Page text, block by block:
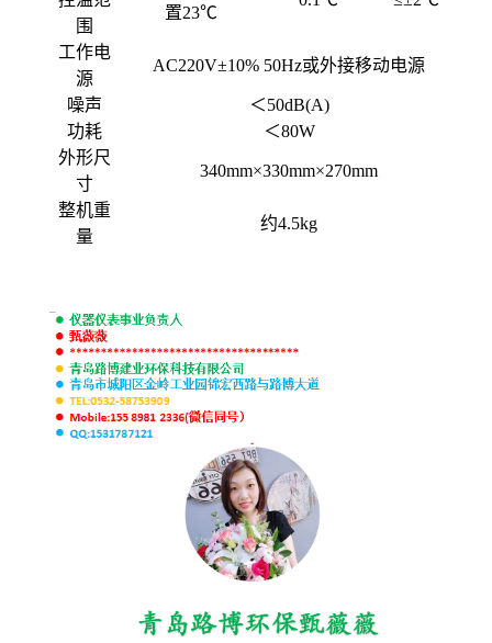
围
置23℃
工作电
源
AC220V±10% 50Hz或外接移动电源
噪声
＜50dB(A)
功耗
＜80W
外形尺
寸
340mm×330mm×270mm
整机重
量
约4.5kg